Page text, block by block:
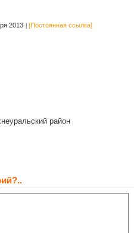
2013 [Постоянная ссылка]
район